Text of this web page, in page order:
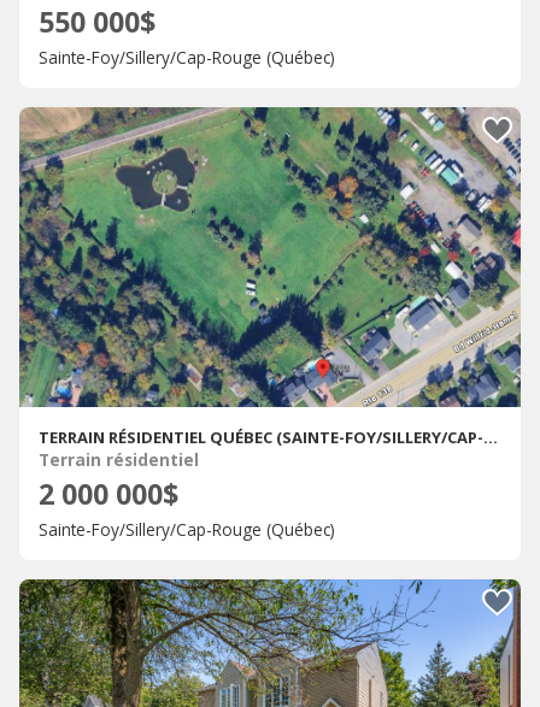
550 000$
Sainte-Foy/Sillery/Cap-Rouge (Québec)
TERRAIN RÉSIDENTIEL QUÉBEC (SAINTE-FOY/SILLERY/CAP-ROUGE) � VENDRE
Terrain résidentiel
2 000 000$
Sainte-Foy/Sillery/Cap-Rouge (Québec)